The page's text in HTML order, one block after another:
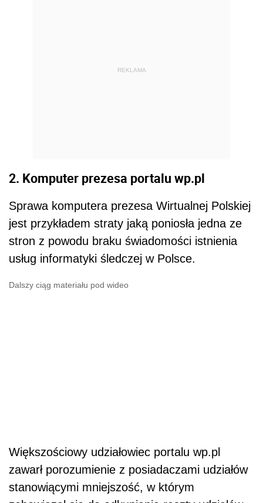
REKLAMA
2. Komputer prezesa portalu wp.pl
Sprawa komputera prezesa Wirtualnej Polskiej
jest przykładem straty jaką poniosła jedna ze
stron z powodu braku świadomości istnienia
usług informatyki śledczej w Polsce.
Dalszy ciąg materiału pod wideo
Większościowy udziałowiec portalu wp.pl
zawarł porozumienie z posiadaczami udziałów
stanowiącymi mniejszość, w którym